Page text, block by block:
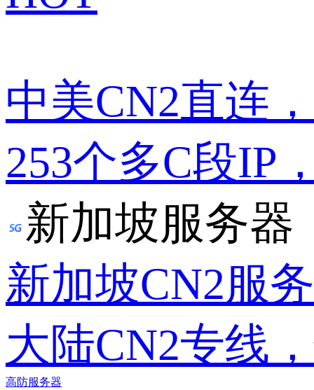
中美CN2直连
253个多C段IP
新加坡服务器
新加坡CN2服
大陆CN2专线
高防服务器